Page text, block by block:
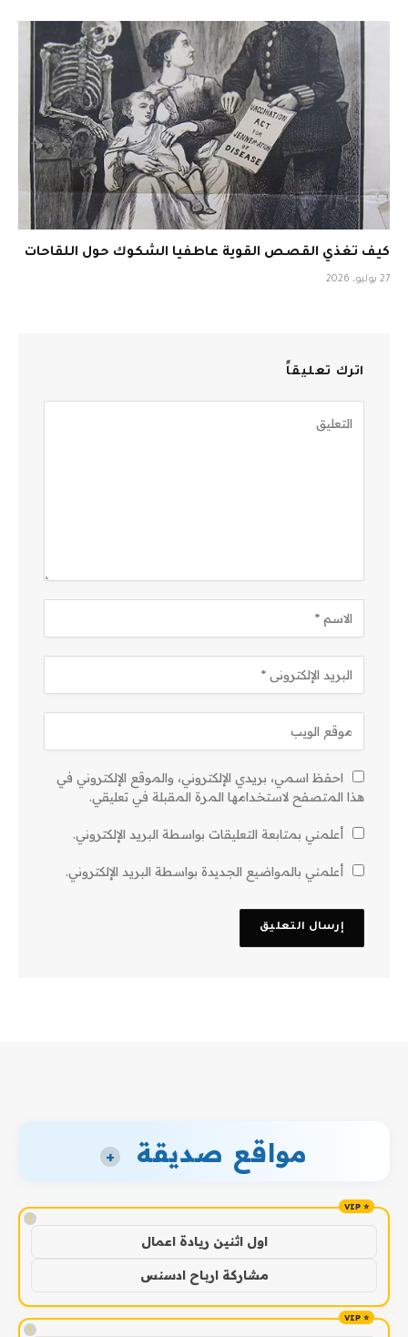
كيف تغذي القصص القوية عاطفيا الشكوك حول اللقاحات
27 يوليو، 2026
اترك تعليقاً
احفظ اسمي، بريدي الإلكتروني، والموقع الإلكتروني في
هذا المتصفح لاستخدامها المرة المقبلة في تعليقي.
أعلمني بمتابعة التعليقات بواسطة البريد الإلكتروني.
أعلمني بالمواضيع الجديدة بواسطة البريد الإلكتروني.
مواقع صديقة +
!
اول اثنين ريادة اعمال
مشاركة ارباح ادسنس
!